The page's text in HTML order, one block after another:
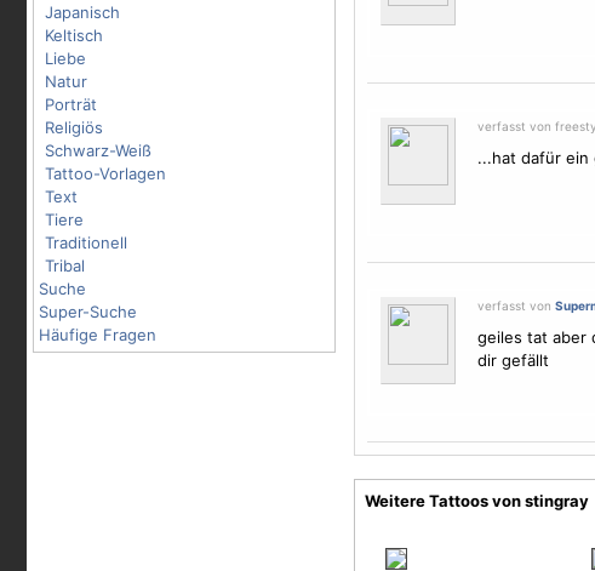
Japanisch
Keltisch
Liebe
Natur
Porträt
Religiös
Schwarz-Weiß
Tattoo-Vorlagen
Text
Tiere
Traditionell
Tribal
Suche
Super-Suche
Häufige Fragen
verfasst von
...hat dafür ein
verfasst von
geiles tat aber
dir gefällt
Weitere Tattoos von stingray